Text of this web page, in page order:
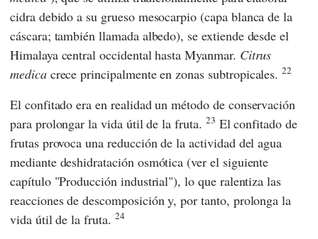
cidra debido a su grueso mesocarpio (capa blanca de la
cáscara; también llamada albedo), se extiende desde el
Himalaya central occidental hasta Myanmar. Citrus
medicacrece principalmente en zonas subtropicales.22
El confitado era en realidad un método de conservación
para prolongar la vida útil de la fruta. 23 El confitado de
frutas provoca una reducción de la actividad del agua
mediante deshidratación osmótica (ver el siguiente
capítulo "Producción industrial"), lo que ralentiza las
reacciones de descomposición y, por tanto, prolonga la
vida útil de la fruta. 24